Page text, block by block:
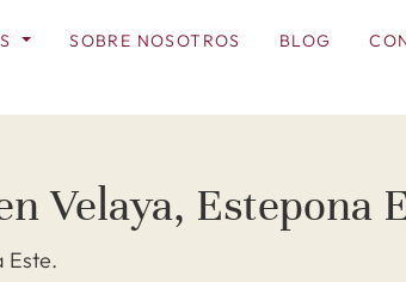
SOBRE NOSOTROS BLOG
Velaya, Estepona
Este.